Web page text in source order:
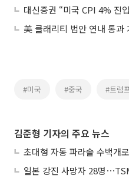
#미국 #중국 #트럼
김준형 기자의 주요 뉴스